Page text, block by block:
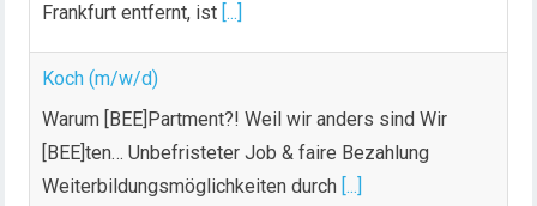
Frankfurt entfernt, ist [...]
Koch (m/w/d)
Warum [BEE]Partment?! Weil wir anders sind Wir
[BEE]ten… Unbefristeter Job & faire Bezahlung
Weiterbildungsmöglichkeiten durch [...]